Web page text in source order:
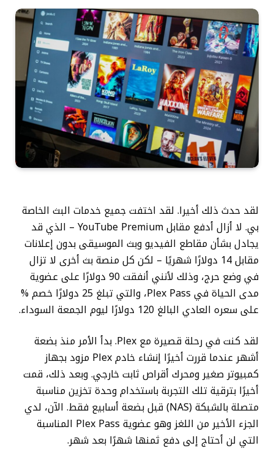
لقد حدث ذلك أخيرا. لقد اختفت جميع خدمات البث الخاصة
بي. لا أزال أدفع مقابل YouTube Premium – الذي قد
يجادل بشأن مقاطع الفيديو وبث الموسيقى بدون إعلانات
مقابل 14 دولارًا شهريًا – لكن كل منصة بث أخرى لا تزال
في وضع حرج، وذلك لأنني أنفقت 90 دولارًا على عضوية
مدى الحياة في Plex Pass، والتي تبلغ 25 دولارًا خصم %
على سعره العادي البالغ 120 دولارًا ليوم الجمعة السوداء.
لقد كنت في رحلة قصيرة مع Plex. بدأ الأمر منذ بضعة
أشهر عندما قررت أخيرًا إنشاء خادم Plex مزود بجهاز
كمبيوتر صغير ومحرك أقراص ثابت خارجي. وبعد ذلك، قمت
أخيرًا بترقية تلك التجربة باستخدام وحدة تخزين مناسبة
متصلة بالشبكة (NAS) قبل بضعة أسابيع فقط. الآن، لدي
الجزء الأخير من اللغز وهو عضوية Plex Pass المناسبة
التي لن أحتاج إلى دفع ثمنها شهرًا بعد شهر.